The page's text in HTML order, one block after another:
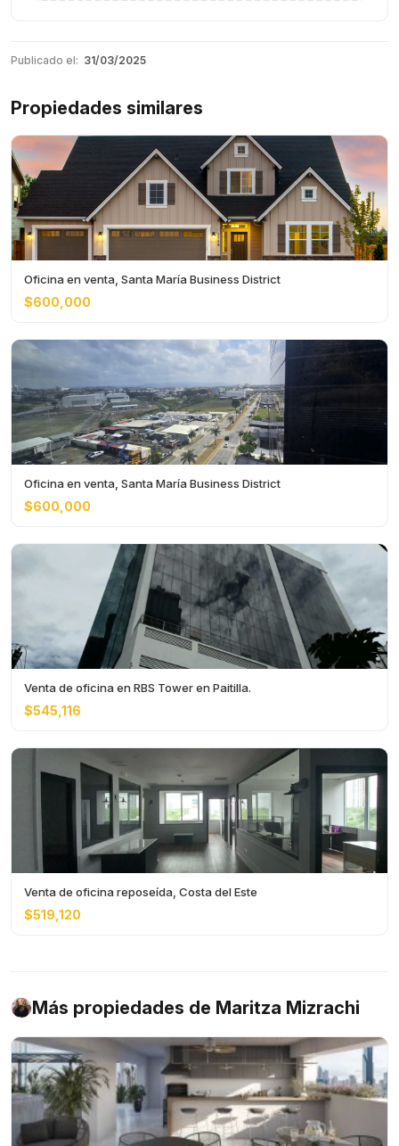
Publicado el: 31/03/2025
Propiedades similares
Oficina en venta, Santa María Business District
$600,000
Oficina en venta, Santa María Business District
$600,000
Venta de oficina en RBS Tower en Paitilla.
$545,116
Venta de oficina reposeída, Costa del Este
$519,120
Más propiedades de Maritza Mizrachi